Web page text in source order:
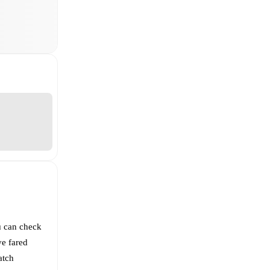
can check
fared